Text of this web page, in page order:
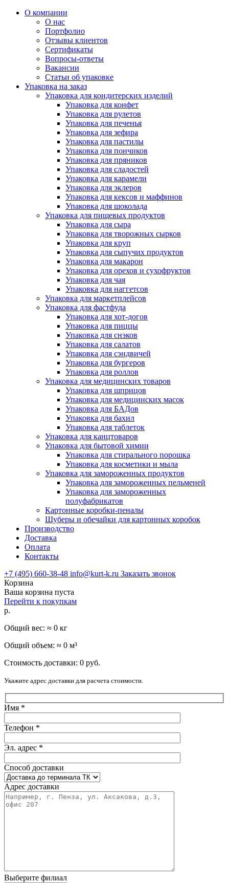
О компании
О нас
Портфолио
Отзывы клиентов
Сертификаты
Вопросы-ответы
Вакансии
Статьи об упаковке
Упаковка на заказ
Упаковка для кондитерских изделий
Упаковка для конфет
Упаковка для рулетов
Упаковка для печенья
Упаковка для зефира
Упаковка для пастилы
Упаковка для пончиков
Упаковка для пряников
Упаковка для сладостей
Упаковка для карамели
Упаковка для эклеров
Упаковка для кексов и маффинов
Упаковка для шоколада
Упаковка для пищевых продуктов
Упаковка для сыра
Упаковка для творожных сырков
Упаковка для круп
Упаковка для сыпучих продуктов
Упаковка для макарон
Упаковка для орехов и сухофруктов
Упаковка для чая
Упаковка для наггетсов
Упаковка для маркетплейсов
Упаковка для фастфуда
Упаковка для хот-догов
Упаковка для пиццы
Упаковка для снэков
Упаковка для салатов
Упаковка для сэндвичей
Упаковка для бургеров
Упаковка для роллов
Упаковка для медицинских товаров
Упаковка для шприцов
Упаковка для медицинских масок
Упаковка для БАДов
Упаковка для бахил
Упаковка для таблеток
Упаковка для канцтоваров
Упаковка для бытовой химии
Упаковка для стирального порошка
Упаковка для косметики и мыла
Упаковка для замороженных продуктов
Упаковка для замороженных пельменей
Упаковка для замороженных
полуфабрикатов
Картонные коробки-пеналы
Шуберы и обечайки для картонных коробок
Производство
Доставка
Оплата
Контакты
+7 (495) 660-38-48 info@kurt-k.ru Заказать звонок
Корзина
Ваша корзина пуста
Перейти к покупкам
р.
Общий вес: ≈ 0 кг
Общий объем: ≈ 0 м³
Стоимость доставки: 0 руб.
Укажите адрес доставки для расчета стоимости.
Имя *
Телефон *
Эл. адрес *
Способ доставки
Адрес доставки
Выберите филиал